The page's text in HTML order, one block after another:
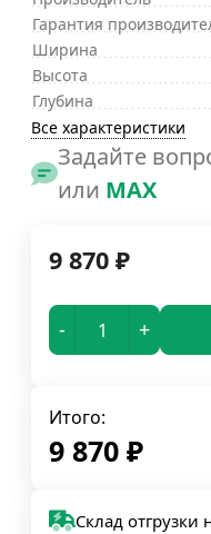
Гарантия
Ширина
Высота
Глубина
Все характеристики
Задайте
или MAX
9 870 ₽
- +
Итого:
9 870 ₽
Склад отгрузки